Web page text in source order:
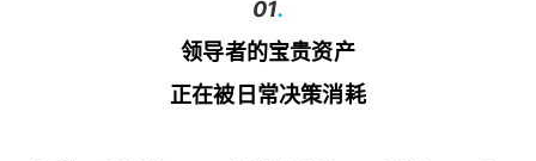
01.
领导者的宝贵资产
正在被日常决策消耗